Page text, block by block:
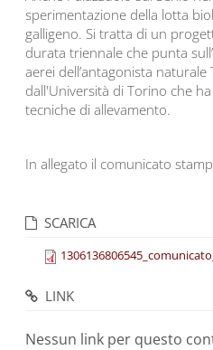
sperimentazione della lotta
galligeno. Si tratta di un
durata triennale che punta
aerei dell’antagonista
dall'Università di Torino che
tecniche di allevamento.
In allegato il comunicato
SCARICA
LINK
Nessun link per questo